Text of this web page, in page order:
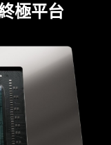
極平台